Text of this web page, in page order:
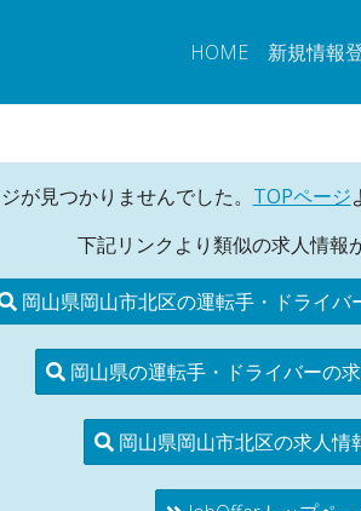
HOME 新規情報
が見つかりませんでした。 TOPページ
下記リンクより類似の求人情報
岡山県岡山市北区の運転手・ドライバ
岡山県の運転手・ドライバーの
岡山県岡山市北区の求人情